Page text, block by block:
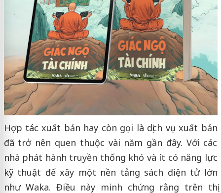
Hợp tác xuất bản hay còn gọi là dịch vụ xuất bản
đã trở nên quen thuộc vài năm gần đây. Với các
nhà phát hành truyền thống khó và ít có năng lực
kỹ thuật để xây một nền tảng sách điện tử lớn
như Waka. Điều này minh chứng rằng trên thị